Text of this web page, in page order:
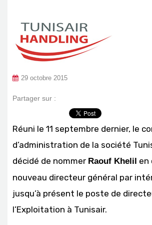
29 octobre 2015
Partager sur :
Réuni le 11 septembre dernier, le
d’administration de la société
décidé de nommer Raouf Khelil en
nouveau directeur général par
jusqu’à présent le poste de
l’Exploitation à Tunisair.